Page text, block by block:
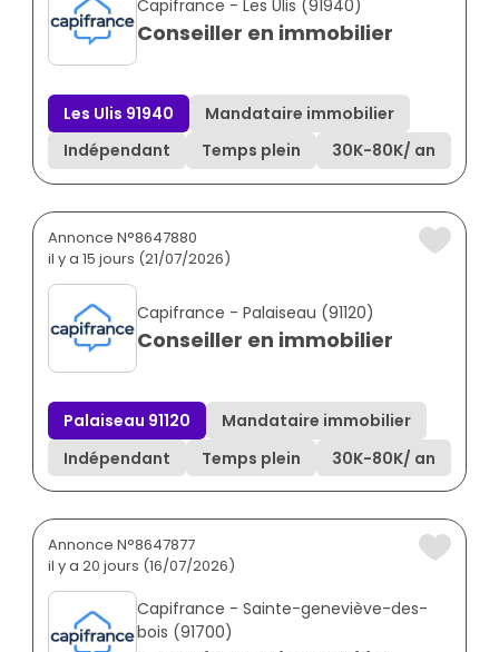
Capifrance - Les Ulis (91940)
Conseiller en immobilier
Les Ulis 91940
Mandataire immobilier
Indépendant
Temps plein 30K-80K/ an
Annonce N°8647880
il y a 15 jours (21/07/2026)
Capifrance - Palaiseau (91120)
Conseiller en immobilier
Palaiseau 91120
Mandataire immobilier
Indépendant
Temps plein 30K-80K/ an
Annonce N°8647877
il y a 20 jours (16/07/2026)
Capifrance - Sainte-geneviève-des-
bois (91700)